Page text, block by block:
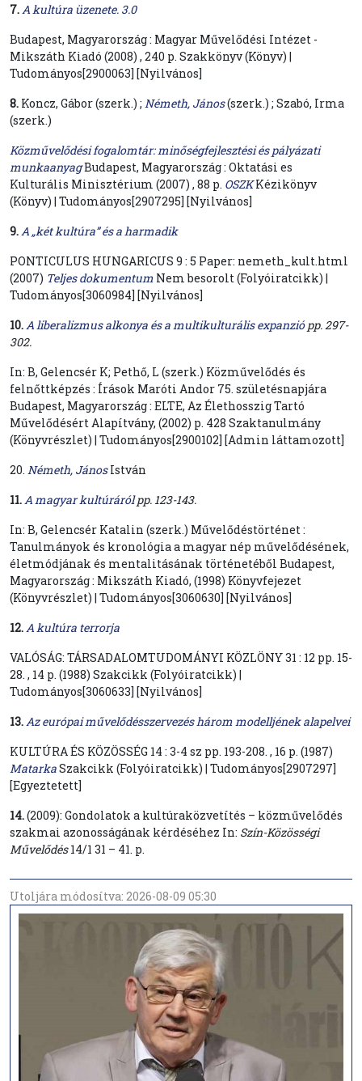
7. A kultúra üzenete. 3.0
Budapest, Magyarország : Magyar Művelődési Intézet -
Mikszáth Kiadó (2008) , 240 p. Szakkönyv (Könyv) |
Tudományos[2900063] [Nyilvános]
8. Koncz, Gábor (szerk.) ; Németh, János(szerk.) ; Szabó, Irma
(szerk.)
Közművelődési fogalomtár: minőségfejlesztési és pályázati
munkaanyagBudapest, Magyarország : Oktatási es
Kulturális Minisztérium (2007) , 88 p. OSZKKézikönyv
(Könyv) | Tudományos[2907295] [Nyilvános]
9. A „két kultúra” és a harmadik
PONTICULUS HUNGARICUS 9 : 5 Paper: nemeth_kult.html
(2007) Teljes dokumentum Nem besorolt (Folyóiratcikk) |
Tudományos[3060984] [Nyilvános]
10. A liberalizmus alkonya és a multikulturális expanziópp. 297-
302.
In: B, Gelencsér K; Pethő, L (szerk.) Közművelődés és
felnőttképzés : Írások Maróti Andor 75. születésnapjára
Budapest, Magyarország : ELTE, Az Élethosszig Tartó
Művelődésért Alapítvány, (2002) p. 428 Szaktanulmány
(Könyvrészlet) | Tudományos[2900102] [Admin láttamozott]
20. Németh, JánosIstván
11. A magyar kultúrárólpp. 123-143.
In: B, Gelencsér Katalin (szerk.) Művelődéstörténet :
Tanulmányok és kronológia a magyar nép művelődésének,
életmódjának és mentalitásának történetéből Budapest,
Magyarország : Mikszáth Kiadó, (1998) Könyvfejezet
(Könyvrészlet) | Tudományos[3060630] [Nyilvános]
12. A kultúra terrorja
VALÓSÁG: TÁRSADALOMTUDOMÁNYI KÖZLÖNY 31 : 12 pp. 15-
28. , 14 p. (1988) Szakcikk (Folyóiratcikk) |
Tudományos[3060633] [Nyilvános]
13. Az európai művelődésszervezés három modelljének alapelvei
KULTÚRA ÉS KÖZÖSSÉG 14 : 3-4 sz pp. 193-208. , 16 p. (1987)
MatarkaSzakcikk (Folyóiratcikk) | Tudományos[2907297]
[Egyeztetett]
14.(2009): Gondolatok a kultúraközvetítés – közművelődés
szakmai azonosságának kérdéséhez In: Szín-Közösségi
Művelődés14/1 31 – 41. p.
Utoljára módosítva: 2026-08-09 05:30